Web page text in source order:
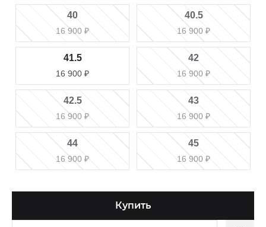
40
16 900 ₽
40.5
16 900 ₽
41.5
16 900 ₽
42
16 900 ₽
42.5
16 900 ₽
43
16 900 ₽
44
16 900 ₽
45
16 900 ₽
Купить